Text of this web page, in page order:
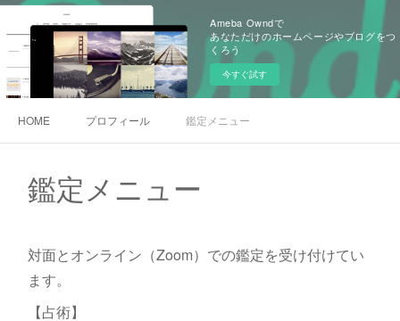
Ameba Owndで
あなただけのホームページやブログをつ
くろう
今すぐ試す
HOME プロフィール 鑑定メニュー
鑑定メニュー
対面とオンライン（Zoom）での鑑定を受け付けてい
ます。
【占術】